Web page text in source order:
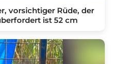
vorsichtiger Rüde, der
ist 52 cm